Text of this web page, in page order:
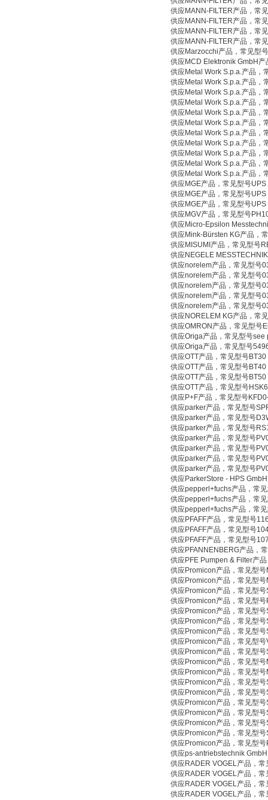
供应MANN-FILTER产品，常
供应MANN-FILTER产品，常
供应MANN-FILTER产品，常
供应MANN-FILTER产品，常
供应Marzocchi产品，常见型
供应MCD Elektronik GmbH
供应Metal Work S.p.a.产品，
供应Metal Work S.p.a.产品，
供应Metal Work S.p.a.产品，
供应Metal Work S.p.a.产品，
供应Metal Work S.p.a.产品，
供应Metal Work S.p.a.产品，
供应Metal Work S.p.a.产品，
供应Metal Work S.p.a.产品，
供应Metal Work S.p.a.产品，
供应Metal Work S.p.a.产品，
供应Metal Work S.p.a.产品，
供应MGE产品，常见型号
供应MGE产品，常见型号
供应MGE产品，常见型号
供应MGV产品，常见型号
供应Micro-Epsilon
供应Mink-Bürsten KG产品，
供应MISUMI产品，常见型号
供应NEGELE
供应norelem产品，常见型号
供应norelem产品，常见型号
供应norelem产品，常见型号
供应norelem产品，常见型号
供应norelem产品，常见型号
供应NORELEM KG产品，常
供应OMRON产品，常见型号
供应Origa产品，常见型号see
供应Origa产品，常见型号
供应OTT产品，常见型号BT30
供应OTT产品，常见型号BT40
供应OTT产品，常见型号BT50
供应OTT产品，常见型号
供应P+F产品，常见型号
供应parker产品，常见型号
供应parker产品，常见型号
供应parker产品，常见型号
供应parker产品，常见型号
供应parker产品，常见型号
供应parker产品，常见型号
供应parker产品，常见型号
供应ParkerStore - HPS
供应pepperl+fuchs产品，常
供应pepperl+fuchs产品，常
供应pepperl+fuchs产品，常
供应PFAFF产品，常见型号
供应PFAFF产品，常见型号
供应PFAFF产品，常见型号
供应PFANNENBERG产品，
供应PFE Pumpen & Filter产
供应Promicon产品，常见型
供应Promicon产品，常见型
供应Promicon产品，常见型
供应Promicon产品，常见型
供应Promicon产品，常见型号
供应Promicon产品，常见型
供应Promicon产品，常见型
供应Promicon产品，常见型号
供应Promicon产品，常见型
供应Promicon产品，常见型
供应Promicon产品，常见型
供应Promicon产品，常见型号
供应Promicon产品，常见型号
供应Promicon产品，常见型号
供应Promicon产品，常见型
供应Promicon产品，常见型
供应Promicon产品，常见型
供应Promicon产品，常见型号
供应ps-antriebstechnik
供应RADER VOGEL产品，
供应RADER VOGEL产品，
供应RADER VOGEL产品，
供应RADER VOGEL产品，